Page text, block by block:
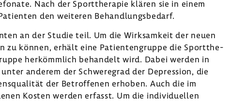
Nach der Sport­the­rapie klären sie in einem
den weiteren Behand­lungs­be­darf.
an der Studie teil. Um die Wirk­sam­keit der neuen
zu können, erhält eine Pati­en­ten­gruppe die Sport­the­
herkömm­lich behan­delt wird. Dabei werden in
anderem der Schwe­re­grad der Depres­sion, die
der Betrof­fenen erhoben. Auch die im
Kosten werden erfasst. Um die indi­vi­du­ellen